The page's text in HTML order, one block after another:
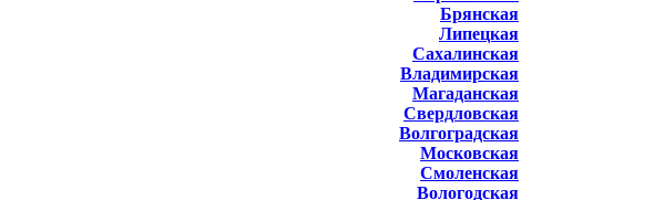
Брянская
Липецкая
Сахалинская
Владимирская
Магаданская
Свердловская
Волгоградская
Московская
Смоленская
Вологодская